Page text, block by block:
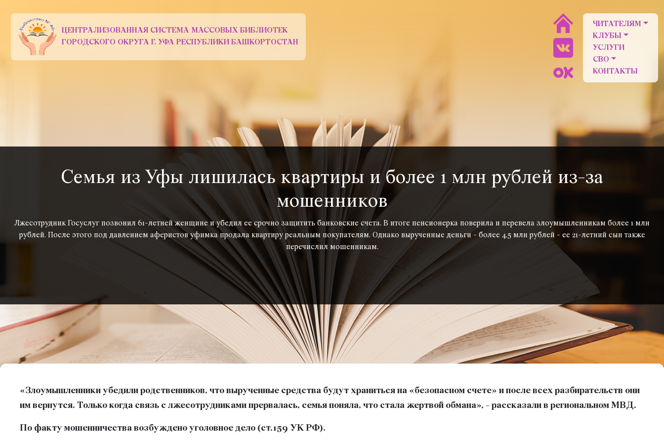
ЦЕНТРАЛИЗОВАННАЯ СИСТЕМА МАССОВЫХ БИБЛИОТЕК
ГОРОДСКОГО ОКРУГА Г. УФА РЕСПУБЛИКИ БАШКОРТОСТАН
ЧИТАТЕЛЯМ
КЛУБЫ
УСЛУГИ
СВО
КОНТАКТЫ
Семья из Уфы лишилась квартиры и более 1 млн рублей из-за
мошенников
Лжесотрудник Госуслуг позвонил 61-летней женщине и убедил ее срочно защитить банковские счета. В итоге пенсионерка поверила и перевела злоумышленникам более 1 млн
рублей. После этого под давлением аферистов уфимка продала квартиру реальным покупателям. Однако вырученные деньги - более 4,5 млн рублей - ее 21-летний сын также
перечислил мошенникам.
«Злоумышленники убедили родственников, что вырученные средства будут храниться на «безопасном счете» и после всех разбирательств они
им вернутся. Только когда связь с лжесотрудниками прервалась, семья поняла, что стала жертвой обмана», - рассказали в региональном МВД.
По факту мошенничества возбуждено уголовное дело (ст.159 УК РФ).